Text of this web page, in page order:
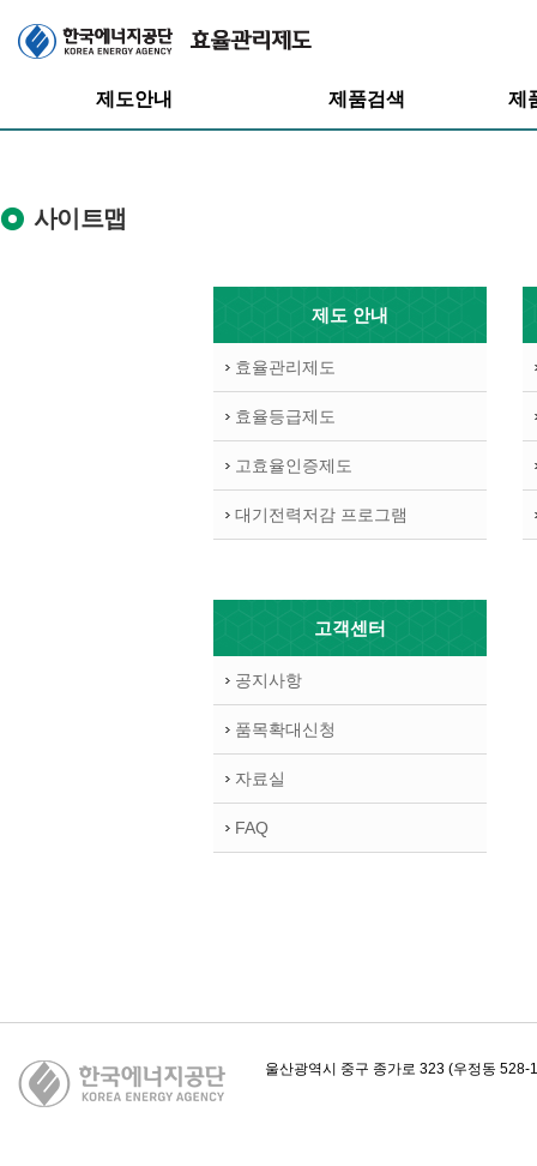
제도안내 제품검색
효율등급제도
고효율인증제도
대기전력저감
프로그램
제
사이트맵
제도 안내
효율관리제도
효율등급제도
고효율인증제도
대기전력저감 프로그램
고객센터
공지사항
품목확대신청
자료실
FAQ
울산광역시 중구 종가로 323 (우정동 528-